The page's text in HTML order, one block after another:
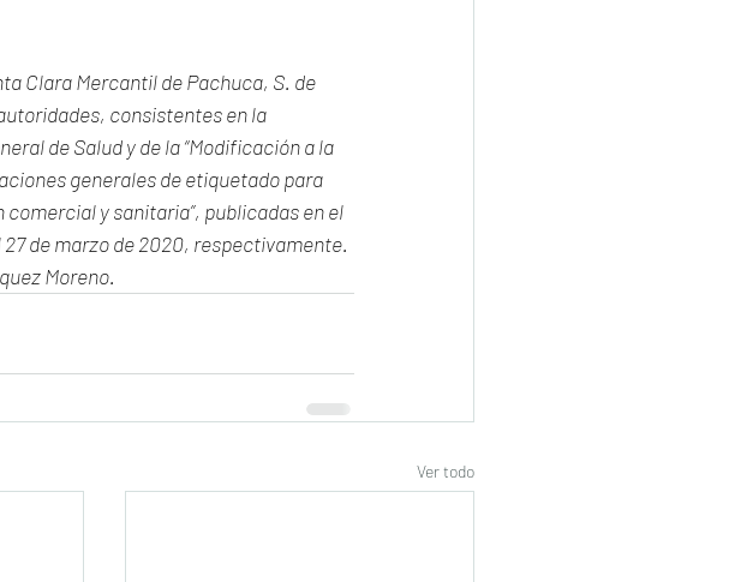
Clara Mercantil de Pachuca, S. de
consistentes en la
de Salud y de la “Modificación a la
generales de etiquetado para
y sanitaria”, publicadas en el
de marzo de 2020, respectivamente.
Moreno.
Ver todo